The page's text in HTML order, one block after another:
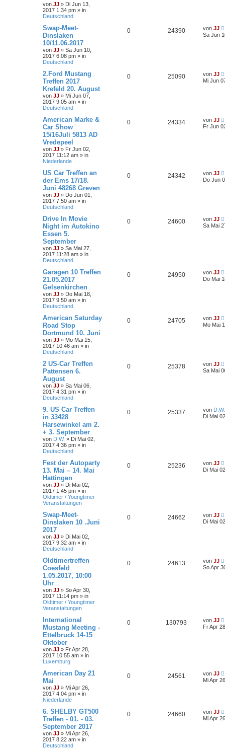
von JJ » Di Jun 13,
2017 1:34 pm » in
Deutschland
Swap-Meet-
Dinslaken
10/11.06.2017
von JJ » Sa Jun 10,
2017 6:08 pm » in
Deutschland
0 24390 von JJ
Sa Jun
2.Ford Mustang
Treffen 2017
Krefeld 20. August
von JJ » Mi Jun 07,
2017 9:05 am » in
Deutschland
0 25090 von JJ
Mi Jun
American Marke &
Car Show
15/16Juli 5813 AD
Vredepeel
von JJ » Fr Jun 02,
2017 11:12 am » in
Niederlande
0 24334 von JJ
Fr Jun
US Car Treffen an
der Ems 17/18.
Juni 48268 Greven
von JJ » Do Jun 01,
2017 7:50 am » in
Deutschland
0 24342 von JJ
Do Jun
Drive In Movie
Night im Autokino
Essen 5.
September
von JJ » Sa Mai 27,
2017 11:28 am » in
Deutschland
0 24600 von JJ
Sa Mai
Garagen 10 Treffen
21.05.2017
Gelsenkirchen
von JJ » Do Mai 18,
2017 9:50 am » in
Deutschland
0 24950 von JJ
Do Mai
American Saturday
Road Stop
Dortmund 10. Juni
von JJ » Mo Mai 15,
2017 10:46 am » in
Deutschland
0 24705 von JJ
Mo Mai
2 US-Car Treffen
Pattensen 6.
August
von JJ » Sa Mai 06,
2017 4:31 pm » in
Deutschland
0 25378 von JJ
Sa Mai
9. US Car Treffen
in 33428
Harsewinkel am 2.
+ 3. September
von D.W. » Di Mai 02,
2017 4:36 pm » in
Deutschland
0 25337 von D.W.
Di Mai
Fest der Autoparty
13. Mai – 14. Mai
Hattingen
von JJ » Di Mai 02,
2017 1:45 pm » in
Oldtimer / Youngtimer
Veranstaltungen
0 25236 von JJ
Di Mai
Swap-Meet-
Dinslaken 10 .Juni
2017
von JJ » Di Mai 02,
2017 9:32 am » in
Deutschland
0 24662 von JJ
Di Mai
Oldtimertreffen
Coesfeld
1.05.2017, 10:00
Uhr
von JJ » So Apr 30,
2017 11:14 pm » in
Oldtimer / Youngtimer
Veranstaltungen
0 24613 von JJ
So Apr
International
Mustang Meeting -
Ettelbruck 14-15
Oktober
von JJ » Fr Apr 28,
2017 10:55 am » in
Luxemburg
0 130793 von JJ
Fr Apr
American Day 21
Mai
von JJ » Mi Apr 26,
2017 4:04 pm » in
Niederlande
0 24561 von JJ
Mi Apr
6. SHELBY GT500
Treffen - 01. - 03.
September 2017
von JJ » Mi Apr 26,
2017 8:22 am » in
Deutschland
0 24660 von JJ
Mi Apr